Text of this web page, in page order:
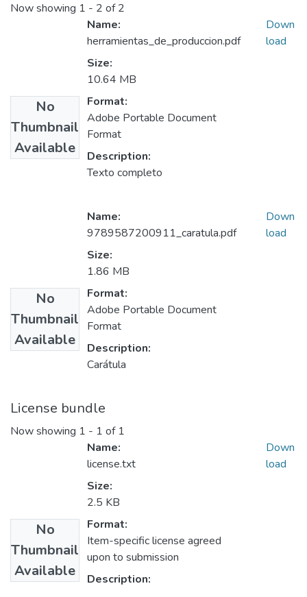
Now showing 1 - 2 of 2
No
Thumbnail
Available
Name:
herramientas_de_produccion.pdf
Size:
10.64 MB
Format:
Adobe Portable Document
Format
Description:
Texto completo
Down
load
No
Thumbnail
Available
Name:
9789587200911_caratula.pdf
Size:
1.86 MB
Format:
Adobe Portable Document
Format
Description:
Carátula
Down
load
License bundle
Now showing 1 - 1 of 1
No
Thumbnail
Available
Name:
license.txt
Size:
2.5 KB
Format:
Item-specific license agreed
upon to submission
Description:
Down
load